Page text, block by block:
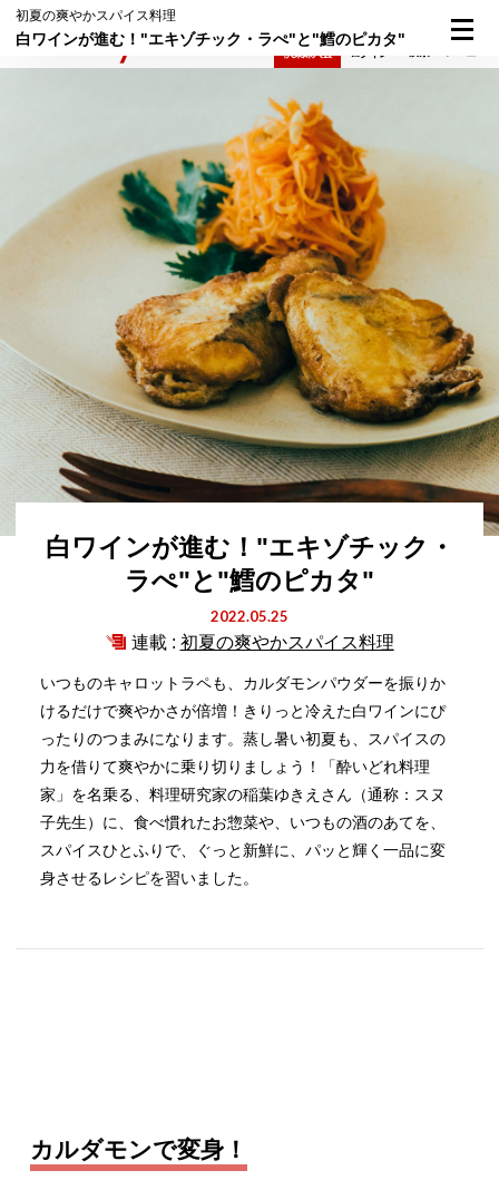
初夏の爽やかスパイス料理
白ワインが進む！"エキゾチック・ラぺ"と"鱈のピカタ"
白ワインが進む！"エキゾチック・
ラぺ"と"鱈のピカタ"
2022.05.25
連載 : 初夏の爽やかスパイス料理
いつものキャロットラペも、カルダモンパウダーを振りか
けるだけで爽やかさが倍増！きりっと冷えた白ワインにぴ
ったりのつまみになります。蒸し暑い初夏も、スパイスの
力を借りて爽やかに乗り切りましょう！「酔いどれ料理
家」を名乗る、料理研究家の稲葉ゆきえさん（通称：スヌ
子先生）に、食べ慣れたお惣菜や、いつもの酒のあてを、
スパイスひとふりで、ぐっと新鮮に、パッと輝く一品に変
身させるレシピを習いました。
カルダモンで変身！